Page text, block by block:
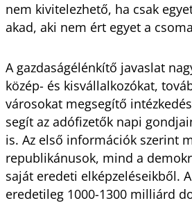
nem kivitelezhető, ha csak
akad, aki nem ért egyet a
A gazdaságélénkítő javaslat
közép- és kisvállalkozókat,
városokat megsegítő
segít az adófizetők napi
is. Az első információk szerint
republikánusok, mind a
saját eredeti elképzeléseikből.
eredetileg 1000-1300 milliárd